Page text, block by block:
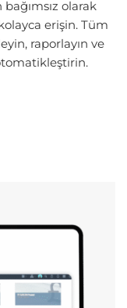
olarak
erişin. Tüm
raporlayın ve